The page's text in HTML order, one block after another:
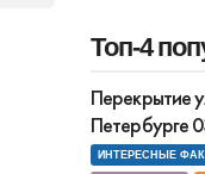
Топ-4
Перекрытие
Петербурге
ИНТЕРЕСНЫЕ